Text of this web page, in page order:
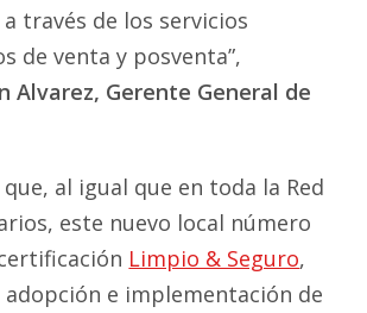
través de los servicios
de venta y posventa”,
Alvarez, Gerente General de
al igual que en toda la Red
este nuevo local número
Limpio & Seguro,
adopción e implementación de